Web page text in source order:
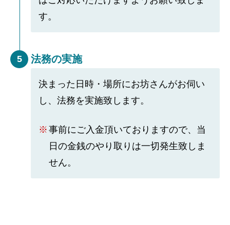
す。
5 法務の実施
決まった日時・場所にお坊さんがお伺い
し、法務を実施致します。
事前にご入金頂いておりますので、当
日の金銭のやり取りは一切発生致しま
せん。